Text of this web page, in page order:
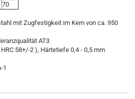
70
mit Zugfestigkeit im Kern von ca. 950
AT3
58+/-2 ), Härtetiefe 0,4 - 0,5 mm
1